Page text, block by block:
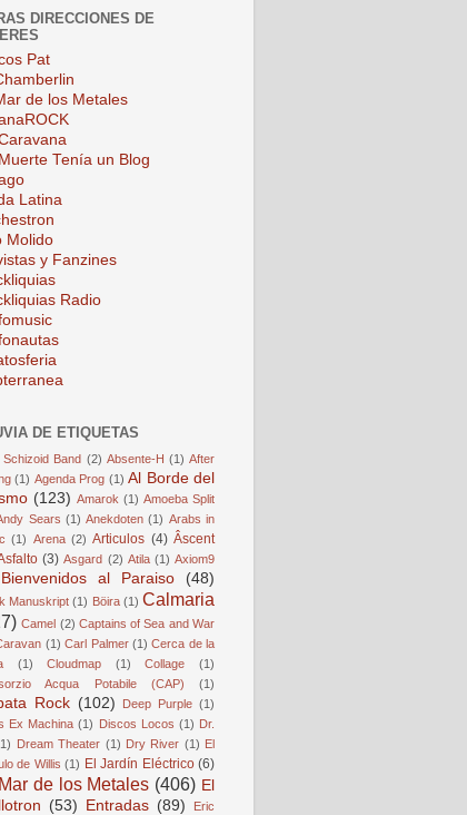
DIRECCIONES DE
Pat
de los Metales
Tenía un Blog
Latina
Molido
y Fanzines
Radio
DE ETIQUETAS
Schizoid Band (2) Absente-H (1) After
(1) Agenda Prog (1) Al Borde del
(123) Amarok (1) Amoeba Split
Sears (1) Anekdoten (1) Arabs in
(1) Arena (2) Articulos (4) Âscent
(3) Asgard (2) Atila (1) Axiom9
Bienvenidos al Paraiso (48)
Manuskript (1) Böira (1) Calmaria
Camel (2) Captains of Sea and War
(1) Carl Palmer (1) Cerca de la
(1) Cloudmap (1) Collage
(1)
Acqua Potabile (CAP)
(1)
Rock (102) Deep Purple (1)
Ex Machina (1) Discos Locos (1) Dr.
Dream Theater (1) Dry River (1) El
de Willis (1) El Jardín Eléctrico (6)
de los Metales (406) El
(53) Entradas (89)
Eric